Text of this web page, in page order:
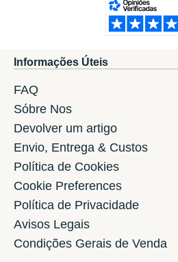
Informações Úteis
FAQ
Sóbre Nos
Devolver um artigo
Envio, Entrega & Custos
Política de Cookies
Cookie Preferences
Política de Privacidade
Avisos Legais
Condições Gerais de Venda